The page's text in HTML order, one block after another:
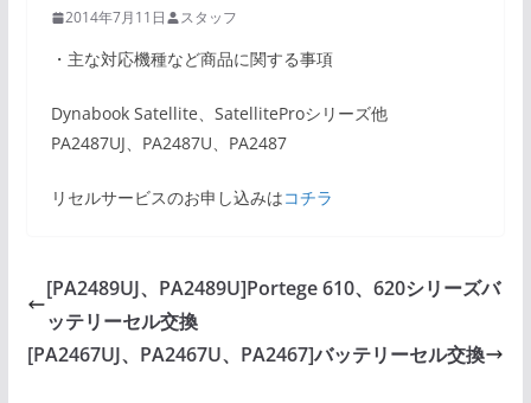
2014年7月11日 スタッフ
・主な対応機種など商品に関する事項
Dynabook Satellite、SatelliteProシリーズ他
PA2487UJ、PA2487U、PA2487
リセルサービスのお申し込みはコチラ
[PA2489UJ、PA2489U]Portege 610、620シリーズバ
ッテリーセル交換
[PA2467UJ、PA2467U、PA2467]バッテリーセル交換